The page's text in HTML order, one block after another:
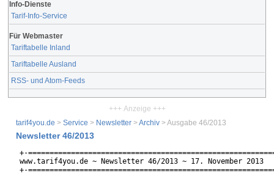
Info-Dienste
Tarif-Info-Service
Für Webmaster
Tariftabelle Inland
Tariftabelle Ausland
RSS- und Atom-Feeds
+++ Anzeige +++
tarif4you.de > Service > Newsletter >Archiv > Ausgabe 46/2013
Newsletter 46/2013
+-
www.tarif4you.de ~ Newsletter 46/2013 ~ 17. November 2013
+-